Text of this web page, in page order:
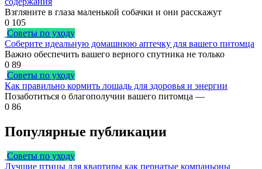
Взгляните в глаза маленькой собачки и они расскажут
0 105
Советы по уходу
Соберите идеальную домашнюю аптечку для вашего питомца
Важно обеспечить вашего верного спутника не только
0 89
Советы по уходу
Как правильно кормить лошадь для здоровья и энергии
Позаботиться о благополучии вашего питомца —
0 86
Популярные публикации
Советы по уходу
Лучшие птицы для квартиры как пернатые компаньоны